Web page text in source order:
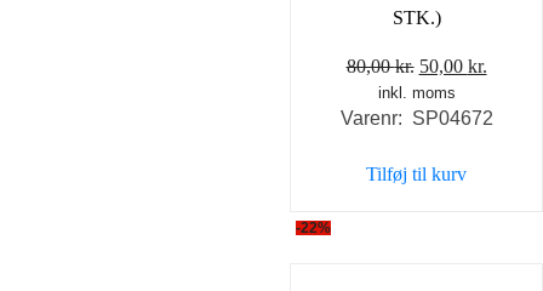
STK.)
80,00kr. Den
oprindelige
pris
80,00 kr..
50,00 kr.
pris
inkl. moms
Varenr: SP04672
Tilføj til kurv
-22%